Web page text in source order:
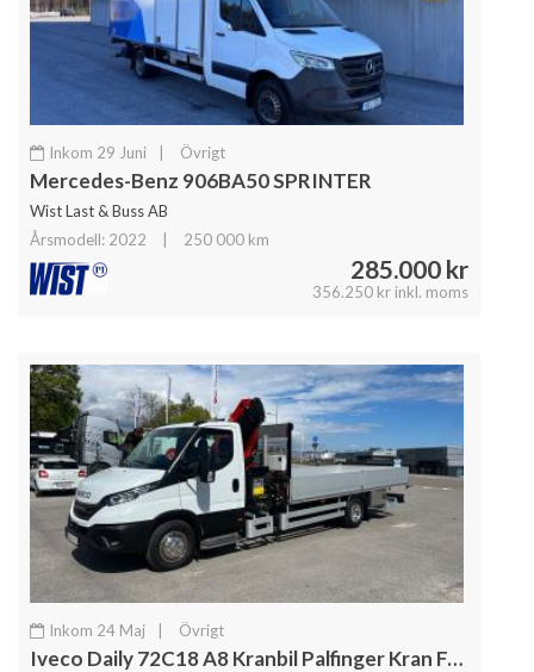
Inkom 29 Juni Övrigt
Mercedes-Benz 906BA50 SPRINTER
Wist Last & Buss AB
Årsmodell: 2022
250 000 km
285.000 kr
356.250 kr inkl. moms
Inkom 24 Maj Övrigt
Iveco Daily 72C18 A8 Kranbil Palfinger Kran Fullutrustad